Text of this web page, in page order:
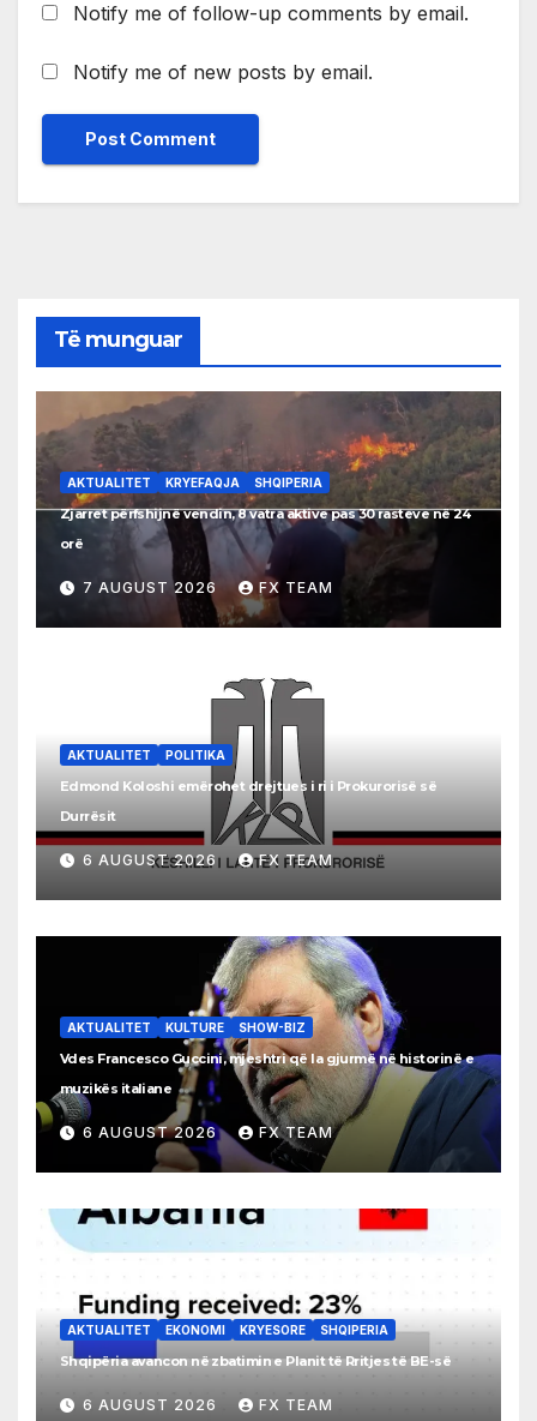
Notify me of follow-up comments by email.
Notify me of new posts by email.
Të munguar
AKTUALITET KRYEFAQJA SHQIPERIA
Zjarret përfshijnë vendin, 8 vatra aktive pas 30 rasteve në 24
orë
7 AUGUST 2026 FX TEAM
AKTUALITET POLITIKA
Edmond Koloshi emërohet drejtues i ri i Prokurorisë së
Durrësit
6 AUGUST 2026 FX TEAM
AKTUALITET KULTURE SHOW-BIZ
Vdes Francesco Guccini, mjeshtri që la gjurmë në historinë e
muzikës italiane
6 AUGUST 2026 FX TEAM
AKTUALITET EKONOMI KRYESORE SHQIPERIA
Shqipëria avancon në zbatimin e Planit të Rritjes të BE-së
6 AUGUST 2026 FX TEAM